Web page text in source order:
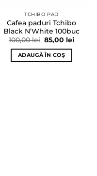
TCHIBO PAD
Cafea paduri Tchibo
Black N’White 100buc
100,00lei Prețul
inițial
a
fost:
85,00 leiPrețul
ADAUGĂ ÎN COȘ